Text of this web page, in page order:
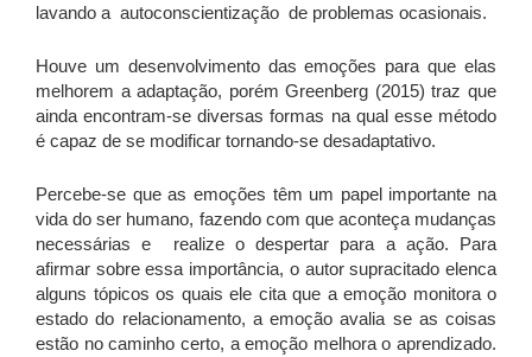
lavando a autoconscientização de problemas ocasionais.
Houve um desenvolvimento das emoções para que elas
melhorem a adaptação, porém Greenberg (2015) traz que
ainda encontram-se diversas formas na qual esse método
é capaz de se modificar tornando-se desadaptativo.
Percebe-se que as emoções têm um papel importante na
vida do ser humano, fazendo com que aconteça mudanças
necessárias e realize o despertar para a ação. Para
afirmar sobre essa importância, o autor supracitado elenca
alguns tópicos os quais ele cita que a emoção monitora o
estado do relacionamento, a emoção avalia se as coisas
estão no caminho certo, a emoção melhora o aprendizado.